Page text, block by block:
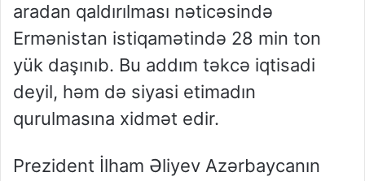
aradan qaldırılması nəticəsində
Ermənistan istiqamətində 28 min ton
yük daşınıb. Bu addım təkcə iqtisadi
deyil, həm də siyasi etimadın
qurulmasına xidmət edir.
Prezident İlham Əliyev Azərbaycanın